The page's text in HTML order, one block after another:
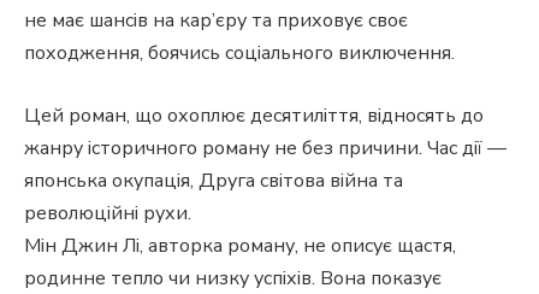
не має шансів на кар’єру та приховує своє
походження, боячись соціального виключення.
Цей роман, що охоплює десятиліття, відносять до
жанру історичного роману не без причини. Час дії —
японська окупація, Друга світова війна та
революційні рухи.
Мін Джин Лі, авторка роману, не описує щастя,
родинне тепло чи низку успіхів. Вона показує